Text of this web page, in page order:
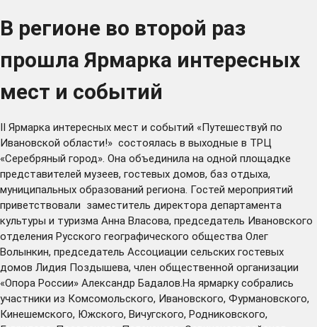
В регионе во второй раз
прошла Ярмарка интересных
мест и событий
II Ярмарка интересных мест и событий «Путешествуй по
Ивановской области!» состоялась в выходные в ТРЦ
«Серебряный город». Она объединила на одной площадке
представителей музеев, гостевых домов, баз отдыха,
муниципальных образований региона. Гостей мероприятий
приветствовали заместитель директора департамента
культуры и туризма Анна Власова, председатель Ивановского
отделения Русского географического общества Олег
Волынкин, председатель Ассоциации сельских гостевых
домов Лидия Поздышева, член общественной организации
«Опора России» Александр Бадалов.На ярмарку собрались
участники из Комсомольского, Ивановского, Фурмановского,
Кинешемского, Южского, Вичугского, Родниковского,